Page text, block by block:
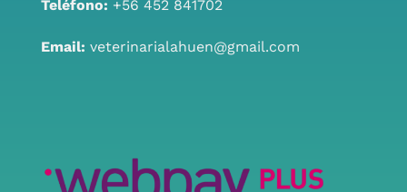
Teléfono: +56 452 841702
Email: veterinarialahuen@gmail.com